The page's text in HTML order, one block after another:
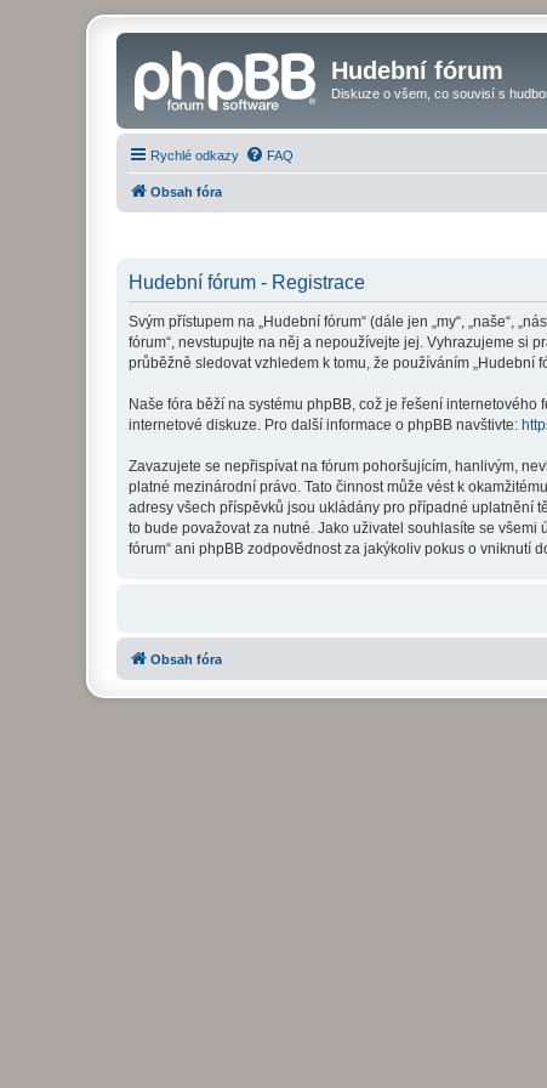
Hudební fórum
Diskuze o všem, co souvisí s
Rychlé odkazy FAQ
Obsah fóra
Hudební fórum - Registrace
Svým přístupem na „Hudební fórum“ (dále jen „my“, „naše“,
fórum“, nevstupujte na něj a nepoužívejte jej. Vyhrazujeme si
průběžně sledovat vzhledem k tomu, že používáním „Hudební
Naše fóra běží na systému phpBB, což je řešení internetového
internetové diskuze. Pro další informace o phpBB navštivte:
Zavazujete se nepřispívat na fórum pohoršujícím, hanlivým,
platné mezinárodní právo. Tato činnost může vést k
adresy všech příspěvků jsou ukládány pro případné uplatnění
to bude považovat za nutné. Jako uživatel souhlasíte se
fórum“ ani phpBB zodpovědnost za jakýkoliv pokus o vniknutí
Obsah fóra